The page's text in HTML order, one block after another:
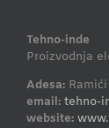
Tehno-inde
Proizvodnja
Adesa:
email: tehno-
website: